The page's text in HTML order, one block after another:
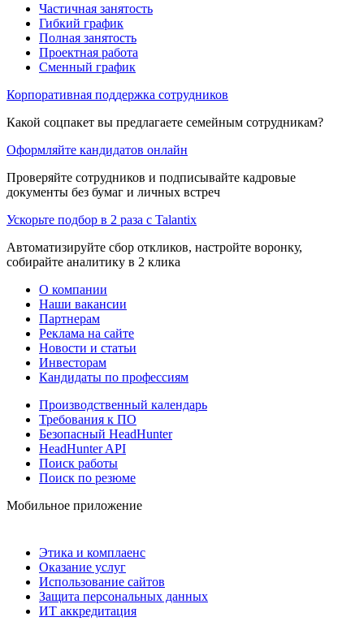
Частичная занятость
Гибкий график
Полная занятость
Проектная работа
Сменный график
Корпоративная поддержка сотрудников
Какой соцпакет вы предлагаете семейным сотрудникам?
Оформляйте кандидатов онлайн
Проверяйте сотрудников и подписывайте кадровые
документы без бумаг и личных встреч
Ускорьте подбор в 2 раза с Talantix
Автоматизируйте сбор откликов, настройте воронку,
собирайте аналитику в 2 клика
О компании
Наши вакансии
Партнерам
Реклама на сайте
Новости и статьи
Инвесторам
Кандидаты по профессиям
Производственный календарь
Требования к ПО
Безопасный HeadHunter
HeadHunter API
Поиск работы
Поиск по резюме
Мобильное приложение
Этика и комплаенс
Оказание услуг
Использование сайтов
Защита персональных данных
ИТ аккредитация